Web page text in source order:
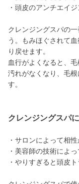
・頭皮のアンチエイ
クレンジングスパの
う。もみほぐされて
り戻せます。
血行がよくなると、
汚れがなくなり、毛
す。
クレンジングスパ
・サロンによって相性
・美容師の技術によ
・やりすぎると頭皮